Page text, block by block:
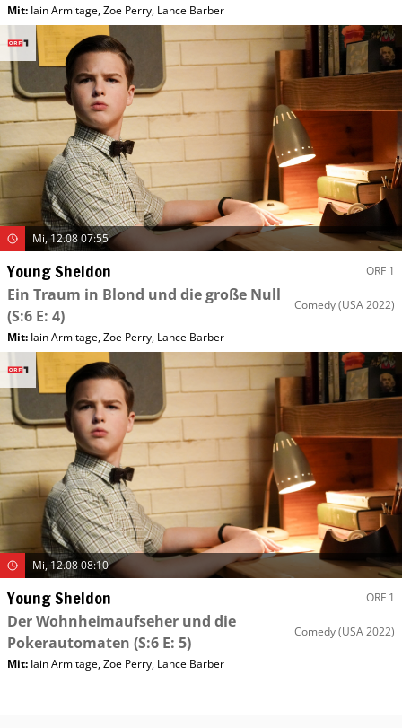
Mit: Iain Armitage,Zoe Perry, Lance Barber
Mi, 12.08 07:55
Young Sheldon ORF 1
Ein Traum in Blond und die große Null
(S:6 E: 4)
Comedy(USA 2022)
Mit: Iain Armitage,Zoe Perry, Lance Barber
Mi, 12.08 08:10
Young Sheldon ORF 1
Der Wohnheimaufseher und die
Pokerautomaten (S:6 E: 5)
Comedy(USA 2022)
Mit: Iain Armitage,Zoe Perry, Lance Barber